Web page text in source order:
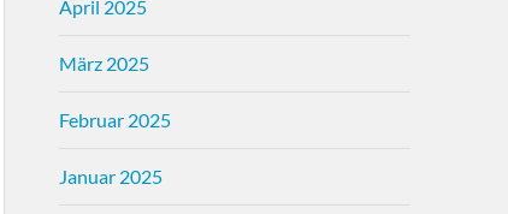
April 2025
März 2025
Februar 2025
Januar 2025